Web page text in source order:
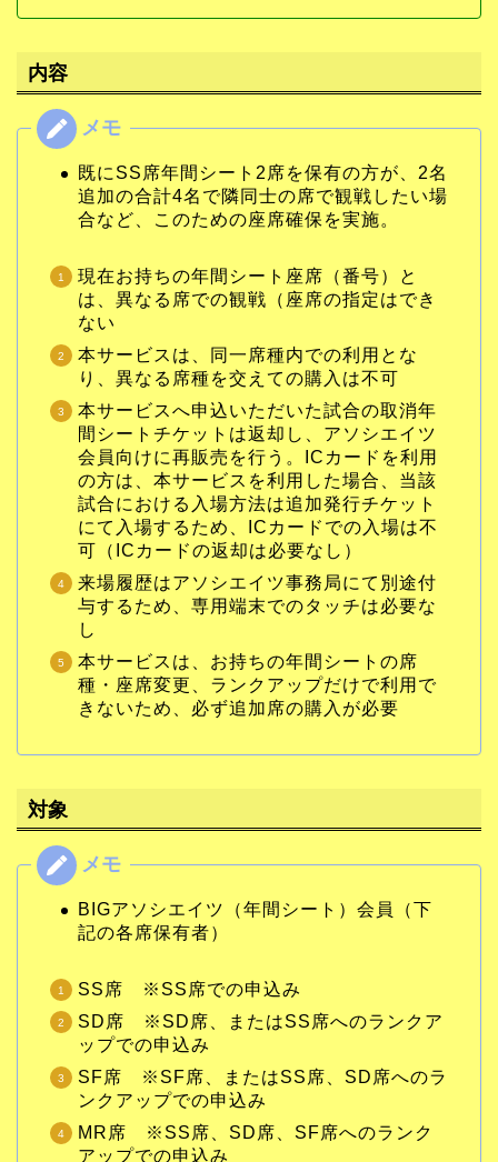
内容
既にSS席年間シート2席を保有の方が、2名
追加の合計4名で隣同士の席で観戦したい場
合など、このための座席確保を実施。
現在お持ちの年間シート座席（番号）と
は、異なる席での観戦（座席の指定はでき
ない
本サービスは、同一席種内での利用とな
り、異なる席種を交えての購入は不可
本サービスへ申込いただいた試合の取消年
間シートチケットは返却し、アソシエイツ
会員向けに再販売を行う。ICカードを利用
の方は、本サービスを利用した場合、当該
試合における入場方法は追加発行チケット
にて入場するため、ICカードでの入場は不
可（ICカードの返却は必要なし）
来場履歴はアソシエイツ事務局にて別途付
与するため、専用端末でのタッチは必要な
し
本サービスは、お持ちの年間シートの席
種・座席変更、ランクアップだけで利用で
きないため、必ず追加席の購入が必要
対象
BIGアソシエイツ（年間シート）会員（下
記の各席保有者）
SS席 ※SS席での申込み
SD席 ※SD席、またはSS席へのランクア
ップでの申込み
SF席 ※SF席、またはSS席、SD席へのラ
ンクアップでの申込み
MR席 ※SS席、SD席、SF席へのランク
アップでの申込み